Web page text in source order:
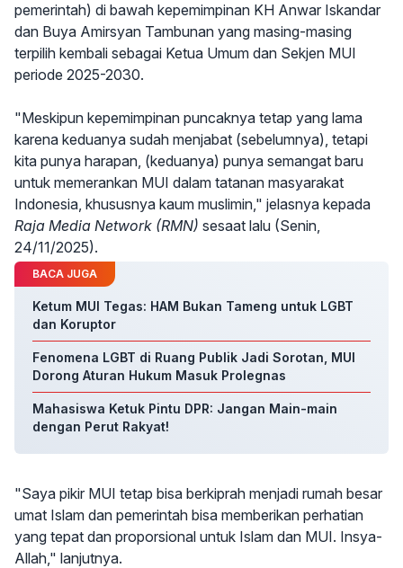
pemerintah) di bawah kepemimpinan KH Anwar Iskandar
dan Buya Amirsyan Tambunan yang masing-masing
terpilih kembali sebagai Ketua Umum dan Sekjen MUI
periode 2025-2030.
"Meskipun kepemimpinan puncaknya tetap yang lama
karena keduanya sudah menjabat (sebelumnya), tetapi
kita punya harapan, (keduanya) punya semangat baru
untuk memerankan MUI dalam tatanan masyarakat
Indonesia, khususnya kaum muslimin," jelasnya kepada
Raja Media Network (RMN) sesaat lalu (Senin,
24/11/2025).
BACA JUGA
Ketum MUI Tegas: HAM Bukan Tameng untuk LGBT
dan Koruptor
Fenomena LGBT di Ruang Publik Jadi Sorotan, MUI
Dorong Aturan Hukum Masuk Prolegnas
Mahasiswa Ketuk Pintu DPR: Jangan Main-main
dengan Perut Rakyat!
"Saya pikir MUI tetap bisa berkiprah menjadi rumah besar
umat Islam dan pemerintah bisa memberikan perhatian
yang tepat dan proporsional untuk Islam dan MUI. Insya-
Allah," lanjutnya.